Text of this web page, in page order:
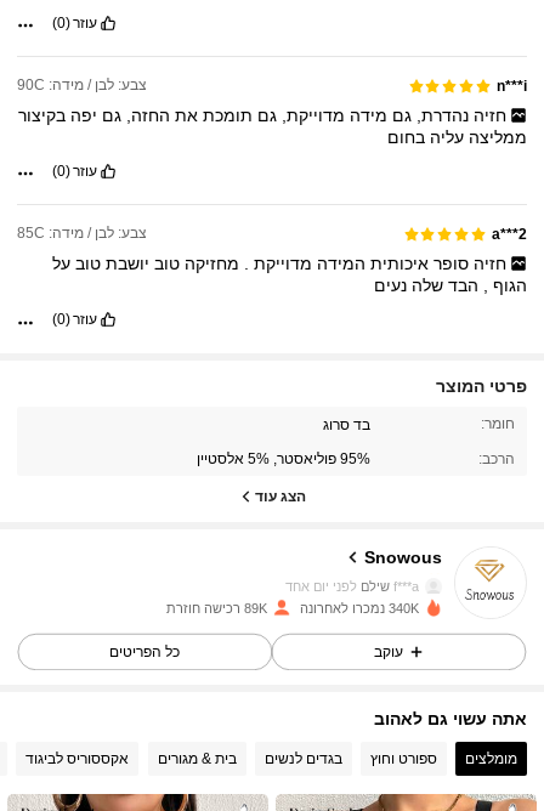
עוזר(0)
n***i צבע: לבן / מידה: 90C
חזיה נהדרת, גם מידה מדוייקת, גם תומכת את החזה, גם יפה בקיצור
ממליצהעליהבחום
עוזר(0)
a***2 צבע: לבן / מידה: 85C
חזיה סופר איכותית המידה מדוייקת מחזיקה טוב יושבת טוב על
הגוף
הבדשלהנעים
עוזר(0)
פרטי המוצר
חומר: בד סרוג
הרכב: 95% פוליאסטר, 5% אלסטיין
הצג עוד
Snowous
4.72
10K עוקבים
f***aשילם לפני יום אחד
4.72
4.72 10K עוקבים
4.72 10K עוקבים
340K נמכרו לאחרונה 89K רכישה חוזרת
עוקב כל הפריטים
אתה עשוי גם לאהוב
מומלצים ספורט וחוץ בגדים לנשים בית & מגורים אקססוריס לביגוד